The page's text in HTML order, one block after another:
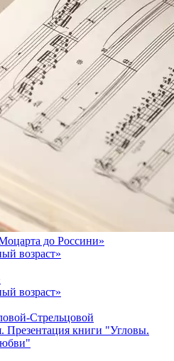
до Россини»
возраст»
возраст»
Стрельцовой
Презентация книги "Угловы.